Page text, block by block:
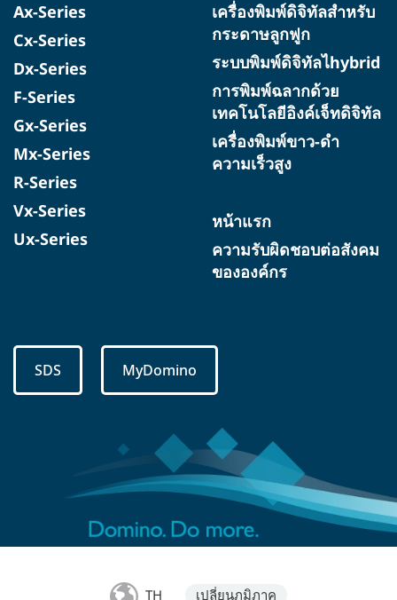
Ax-Series
Cx-Series
Dx-Series
F-Series
Gx-Series
Mx-Series
R-Series
Vx-Series
Ux-Series
เครื่องพิมพ์ดิจิทัลสำหรับ
กระดาษลูกฟูก
ระบบพิมพ์ดิจิทัลไhybrid
การพิมพ์ฉลากด้วย
เทคโนโลยีอิงค์เจ็ทดิจิทัล
เครื่องพิมพ์ขาว-ดำ
ความเร็วสูง
หน้าแรก
ความรับผิดชอบต่อสังคม
ขององค์กร
SDS MyDomino
TH เปลี่ยนภูมิภาค